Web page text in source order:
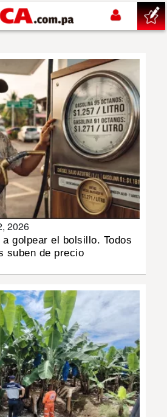
2026
golpear el bolsillo. Todos
suben de precio